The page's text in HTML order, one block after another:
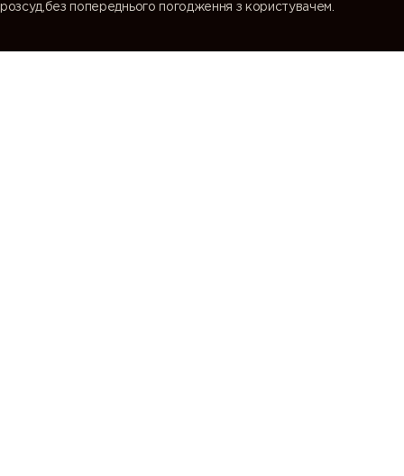
розсуд,без попереднього погодження з користувачем.